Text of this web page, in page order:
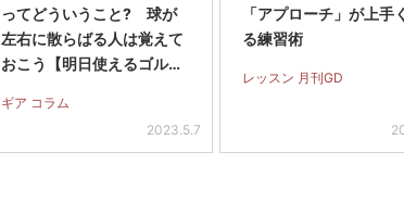
ってどういうこと? 球が
左右に散らばる人は覚えて
おこう【明日使えるゴルフ
ギア コラム
2023.5.7
「アプローチ」が上手
る練習術
レッスン 月刊GD